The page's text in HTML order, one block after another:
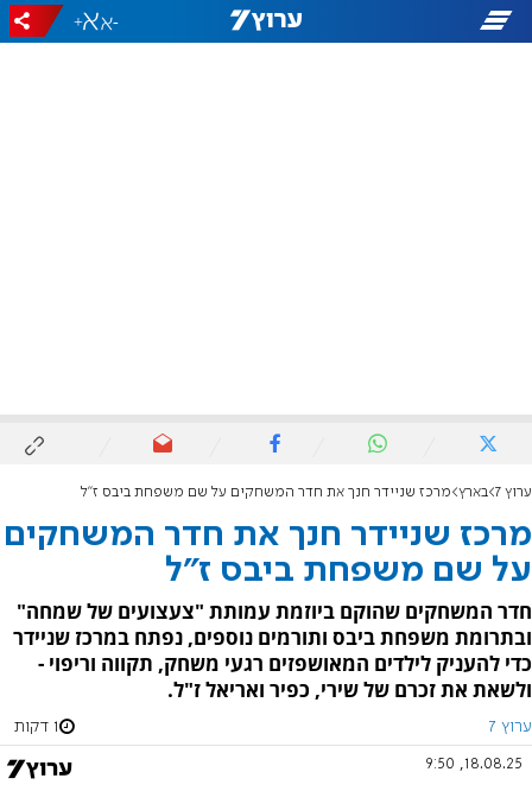
-
+
ערוץ 7 בארץ מרכז שניידר חנך את חדר המשחקים על שם משפחת ביבס ז"ל
מרכז שניידר חנך את חדר המשחקים
על שם משפחת ביבס ז"ל
חדר המשחקים שהוקם ביוזמת עמותת "צעצועים של שמחה"
ובתרומת משפחת ביבס ותורמים נוספים, נפתח במרכז שניידר
כדי להעניק לילדים המאושפזים רגעי משחק, תקווה וריפוי -
ולשאת את זכרם של שירי, כפיר ואריאל ז"ל.
ערוץ 7 1 דקות
18.08.25, 9:50